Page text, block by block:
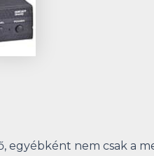
egyébként nem csak a